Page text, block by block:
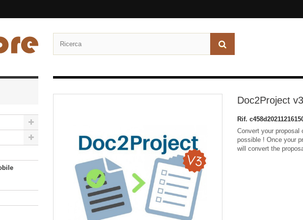
Doc2Project v3
Rif.
Convert your proposal
possible ! Once your
will convert the